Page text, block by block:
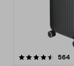
564
4.5 av 5